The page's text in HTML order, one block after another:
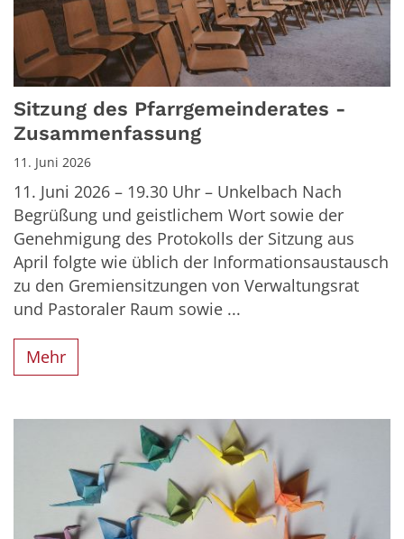
Sitzung des Pfarrgemeinderates -
Zusammenfassung
11. Juni 2026
11. Juni 2026 – 19.30 Uhr – Unkelbach Nach
Begrüßung und geistlichem Wort sowie der
Genehmigung des Protokolls der Sitzung aus
April folgte wie üblich der Informationsaustausch
zu den Gremiensitzungen von Verwaltungsrat
und Pastoraler Raum sowie ...
Mehr